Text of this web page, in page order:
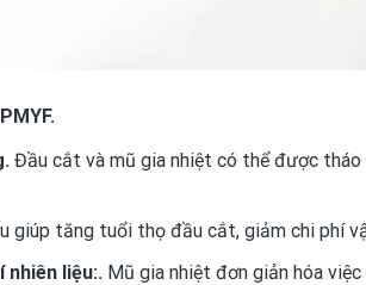
Đầu cắt và mũ gia nhiệt có thể được
tăng tuổi thọ đầu cắt, giảm chi phí
nhiên liệu:.Mũ gia nhiệt đơn giản hóa việc